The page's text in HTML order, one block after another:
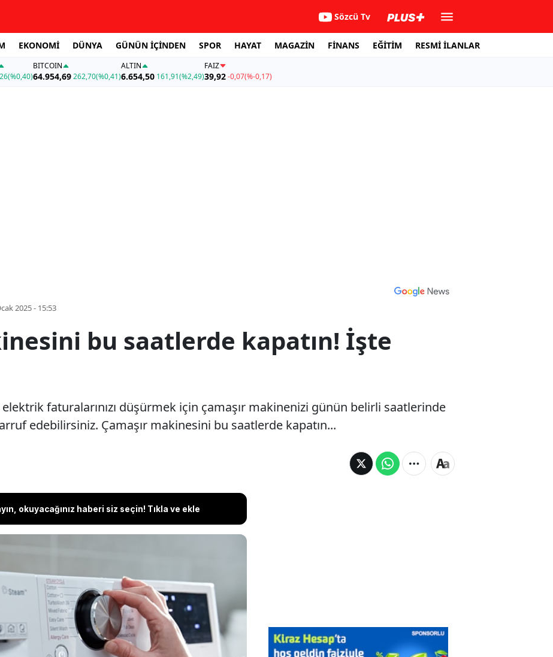
Sözcü Tv
EKONOMİ DÜNYA GÜNÜN İÇİNDEN SPOR HAYAT MAGAZİN FİNANS EĞİTİM RESMİ İLANLAR
(%0,40)
BITCOIN
64.954,69262,70(%0,41)
ALTIN
6.654,50 161,91(%2,49)
FAİZ
39,92-0,07(%-0,17)
2025 - 15:53
bu saatlerde kapatın! İşte
faturalarınızı düşürmek için çamaşır makinenizi günün belirli saatlerinde
edebilirsiniz. Çamaşır makinesini bu saatlerde kapatın...
okuyacağınız haberi siz seçin! Tıkla ve ekle
ilginç gelebilir ancak elektrik faturalarınızı düşürmek
makinenizi günün belirli saatlerinde
kaçınarak tasarruf edebilirsiniz. Çamaşır